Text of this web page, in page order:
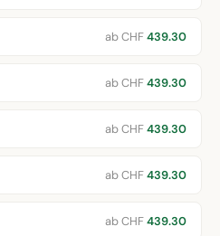
ab CHF439.30
ab CHF439.30
ab CHF439.30
ab CHF439.30
ab CHF439.30